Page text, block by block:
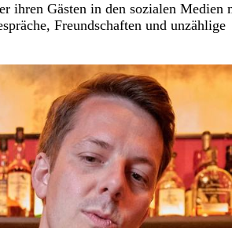
ihren Gästen in den sozialen Medien
Freundschaften und unzählige